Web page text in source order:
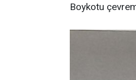
Boykotu